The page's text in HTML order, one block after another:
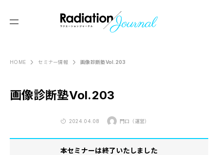
ABOUT US
セミナー情報
画像診断塾
HOME セミナー情報 画像診断塾Vol.203
画像診断塾Vol.203
2024.04.08 門口（運営）
本セミナーは終了いたしました